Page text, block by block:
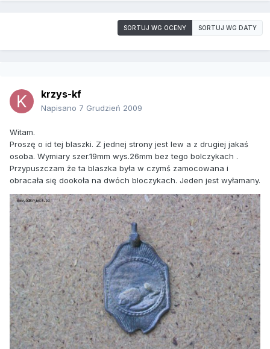
SORTUJ WG OCENY SORTUJ WG DATY
krzys-kf
Napisano 7 Grudzień 2009
Witam.
Proszę o id tej blaszki. Z jednej strony jest lew a z drugiej jakaś
osoba. Wymiary szer.19mm wys.26mm bez tego bolczykach .
Przypuszczam że ta blaszka była w czymś zamocowana i
obracała się dookoła na dwóch bloczykach. Jeden jest wyłamany.